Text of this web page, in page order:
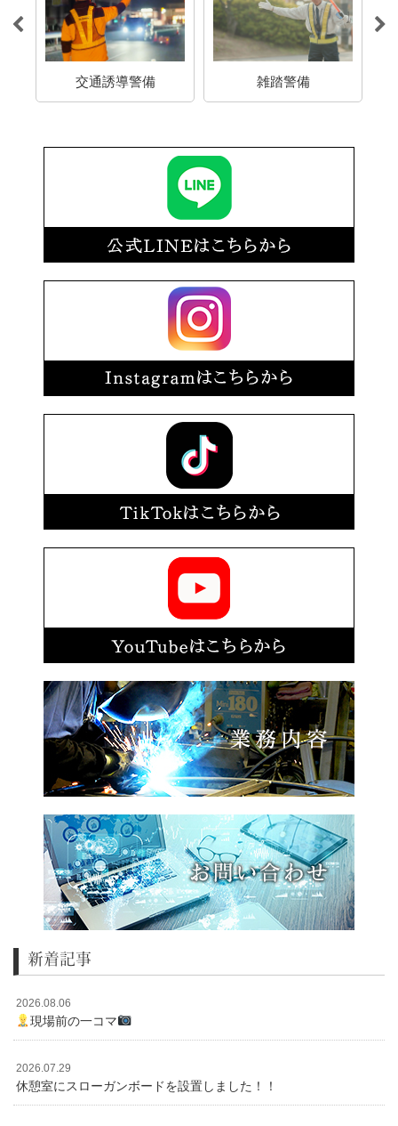
交通誘導警備 雑踏警備
新着記事
2026.08.06
現場前の一コマ
2026.07.29
休憩室にスローガンボードを設置しました！！